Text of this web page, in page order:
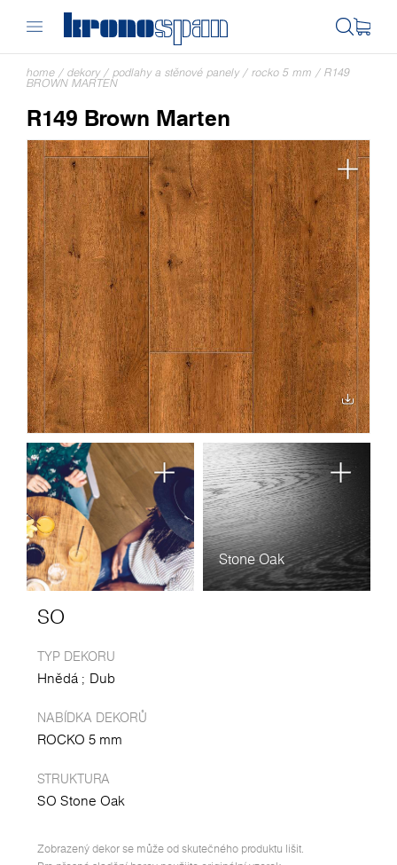
home / dekory / podlahy a stěnové panely / rocko 5 mm / R149
BROWN MARTEN
R149 Brown Marten
Stone Oak
SO
TYP DEKORU
Hnědá Dub
NABÍDKA DEKORŮ
ROCKO 5 mm
STRUKTURA
SO Stone Oak
Zobrazený dekor se může od skutečného produktu lišit.